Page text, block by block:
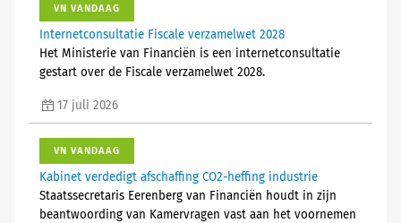
VN VANDAAG
Internetconsultatie Fiscale verzamelwet 2028
Het Ministerie van Financiën is een internetconsultatie
gestart over de Fiscale verzamelwet 2028.
17 juli 2026
VN VANDAAG
Kabinet verdedigt afschaffing CO2-heffing industrie
Staatssecretaris Eerenberg van Financiën houdt in zijn
beantwoording van Kamervragen vast aan het voornemen